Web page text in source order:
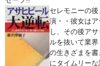
鍋セット
身欠き
その他ふぐセット
セレモニーの
演・・彼女は
し、その後ア
ルを抜いて業
の生きざまを
にタイムリーな